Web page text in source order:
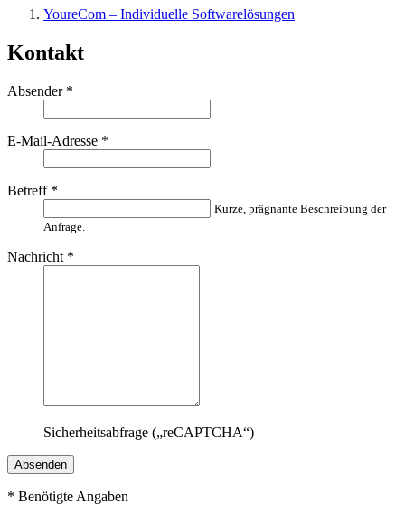
YoureCom – Individuelle Softwarelösungen
Kontakt
Absender *
E-Mail-Adresse *
Betreff *
Kurze, prägnante Beschreibung der
Anfrage.
Nachricht *
Sicherheitsabfrage („reCAPTCHA“)
* Benötigte Angaben